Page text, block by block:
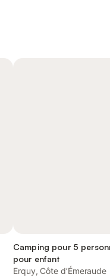
Camping pour 5
pour enfant
Erquy, Côte d’Émeraude